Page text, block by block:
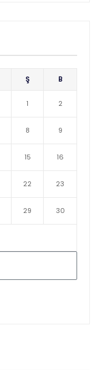
Ş B
1 2
8 9
15 16
22 23
29 30